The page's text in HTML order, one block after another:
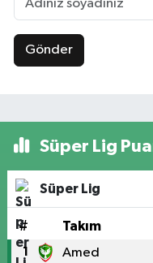
Gönder
Süper Lig
Süper Lig
# Takım
1 Amed